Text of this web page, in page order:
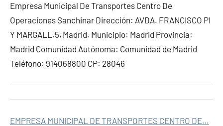
Empresa Municipal De Transportes Centro De
Operaciones Sanchinar Dirección: AVDA. FRANCISCO PI
Y MARGALL.5, Madrid. Municipio: Madrid Provincia:
Madrid Comunidad Autónoma: Comunidad de Madrid
Teléfono: 914068800 CP: 28046
EMPRESA MUNICIPAL DE TRANSPORTES CENTRO DE…